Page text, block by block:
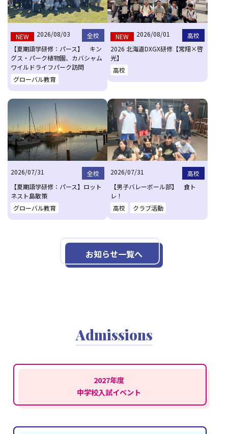
NEW 2026/08/03
全校
【夏期語学研修：パース】 キン
グス・パーク植物園、カバシャム
ワイルドライフパーク訪問
グローバル教育
NEW 2026/08/01
高校
2026 北海道DXGX研修【常翔×啓
光】
高校
2026/07/31
全校
【夏期語学研修：パース】ロット
ネスト島散策
グローバル教育
2026/07/31
高校
【男子バレーボール部】 食ト
レ！
高校
クラブ活動
お知らせ一覧へ
Admissions
2027年度
中学校入試イベント